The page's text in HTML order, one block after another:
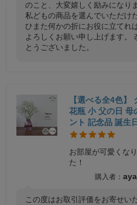
のこと、大変嬉しく励みになり
私どもの商品を選んでいただけ
ひまた何かの折にお役に立てれ
よろしくお願い申し上げます。
とうございました。
【選べる全4色】
花瓶 小 父の日 母
ント 記念品 誕生日
お部屋が可愛くな
た！
この度はお取引評価をお寄せい